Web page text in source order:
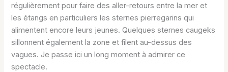
régulièrement pour faire des aller-retours entre la mer et
les étangs en particuliers les sternes pierregarins qui
alimentent encore leurs jeunes. Quelques sternes caugeks
sillonnent également la zone et filent au-dessus des
vagues. Je passe ici un long moment à admirer ce
spectacle.